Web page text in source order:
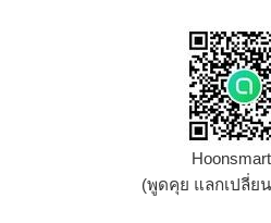
(พูดคุย แลกเปลี่ย